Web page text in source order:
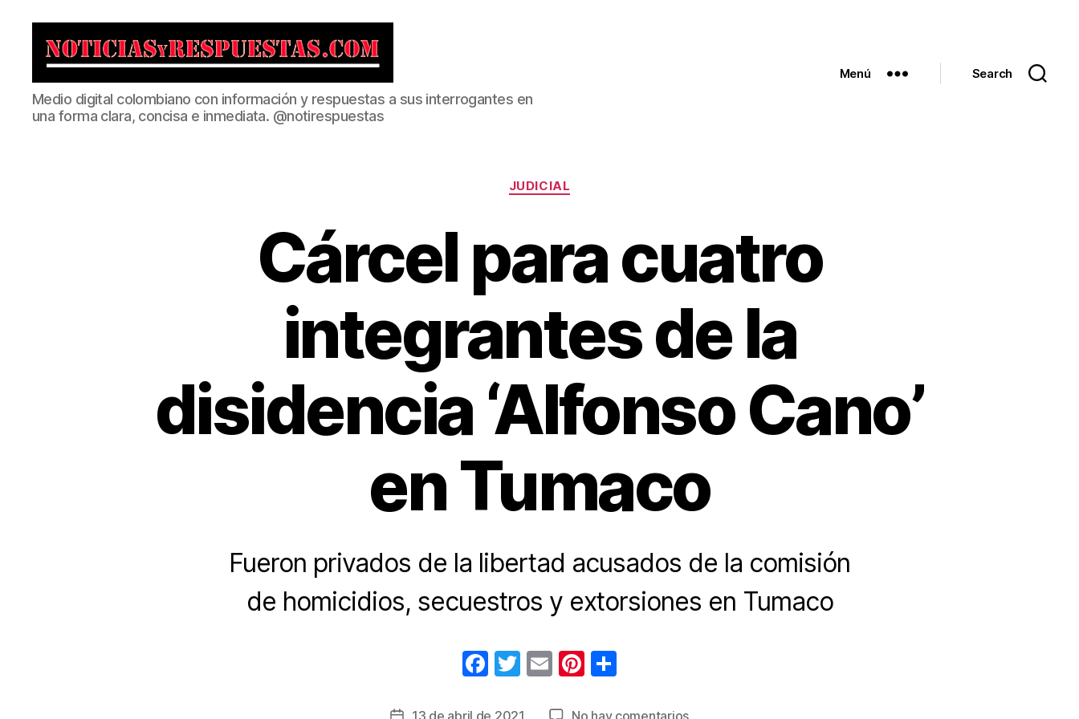
Noticias
y
Respuestas
Medio digital colombiano con información y respuestas a sus interrogantes en
una forma clara, concisa e inmediata. @notirespuestas
Menú Search
Categorías
JUDICIAL
Cárcel para cuatro
integrantes de la
disidencia ‘Alfonso Cano’
en Tumaco
Fueron privados de la libertad acusados de la comisión
de homicidios, secuestros y extorsiones en Tumaco
F T E Pi
13 de abril de 2021 No hay comentariosen